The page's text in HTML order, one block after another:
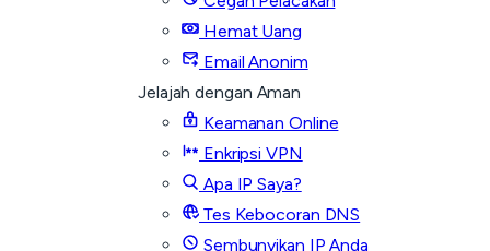
Hemat Uang
Email Anonim
Jelajah dengan Aman
Keamanan Online
Enkripsi VPN
Apa IP Saya?
Tes Kebocoran DNS
Sembunyikan IP Anda